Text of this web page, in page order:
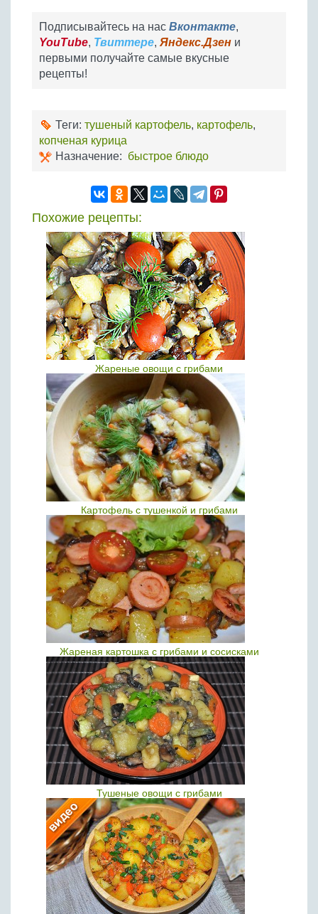
Подписывайтесь на нас Вконтакте,
YouTube, Твиттере, Яндекс.Дзен и
первыми получайте самые вкусные
рецепты!
Теги: тушеный картофель, картофель,
копченая курица
Назначение: быстрое блюдо
Похожие рецепты:
Жареные овощи с грибами
Картофель с тушенкой и грибами
Жареная картошка с грибами и сосисками
Тушеные овощи с грибами